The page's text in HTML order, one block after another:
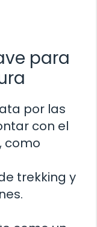
para
por las
con el
como
trekking y